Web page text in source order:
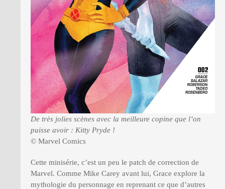
De très jolies scènes avec la meilleure copine que l’on
puisse avoir : Kitty Pryde !
© Marvel Comics
Cette minisérie, c’est un peu le patch de correction de
Marvel. Comme Mike Carey avant lui, Grace explore la
mythologie du personnage en reprenant ce que d’autres